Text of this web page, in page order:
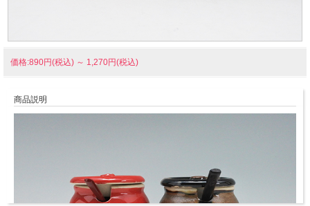
価格:890円(税込) ～ 1,270円(税込)
商品説明